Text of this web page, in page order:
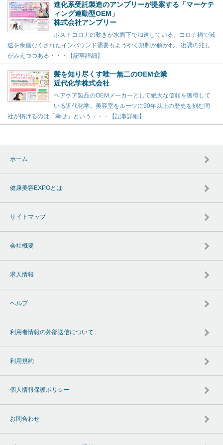
進化系受託製造のアンプリーが提案する「マーケテ
ィング連動型OEM」
株式会社アンプリー
ポストコロナの動きが水面下で加速している。コロナ禍で減
速を余儀なくされたインバウンド需要もようやく規制が解かれ、復調の兆し
がみえつつある・・・【記事詳細】
髪を知り尽くす唯一無二のOEM企業
近代化学株式会社
ヘアケア製品のOEMメーカーとして絶大な信頼を獲得して
いる近代化学。美容室をルーツに90年以上の歴史を刻む同
社が掲げるのは「幸せ」という・・・【記事詳細】
ホーム
健康美容EXPOとは
サイトマップ
会社概要
求人情報
ヘルプ
利用者情報の外部送信について
利用規約
個人情報保護ポリシー
お問合わせ